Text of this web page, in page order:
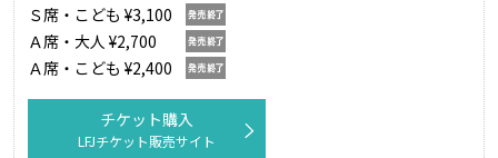
Ｓ席・こども ¥3,100
Ａ席・大人 ¥2,700
Ａ席・こども ¥2,400
チケット購入
LFJチケット販売サイト